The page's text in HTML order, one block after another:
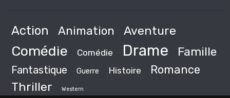
Action Animation Aventure
Comédie Comédie Drame Famille
Fantastique Guerre Histoire Romance
Thriller Western